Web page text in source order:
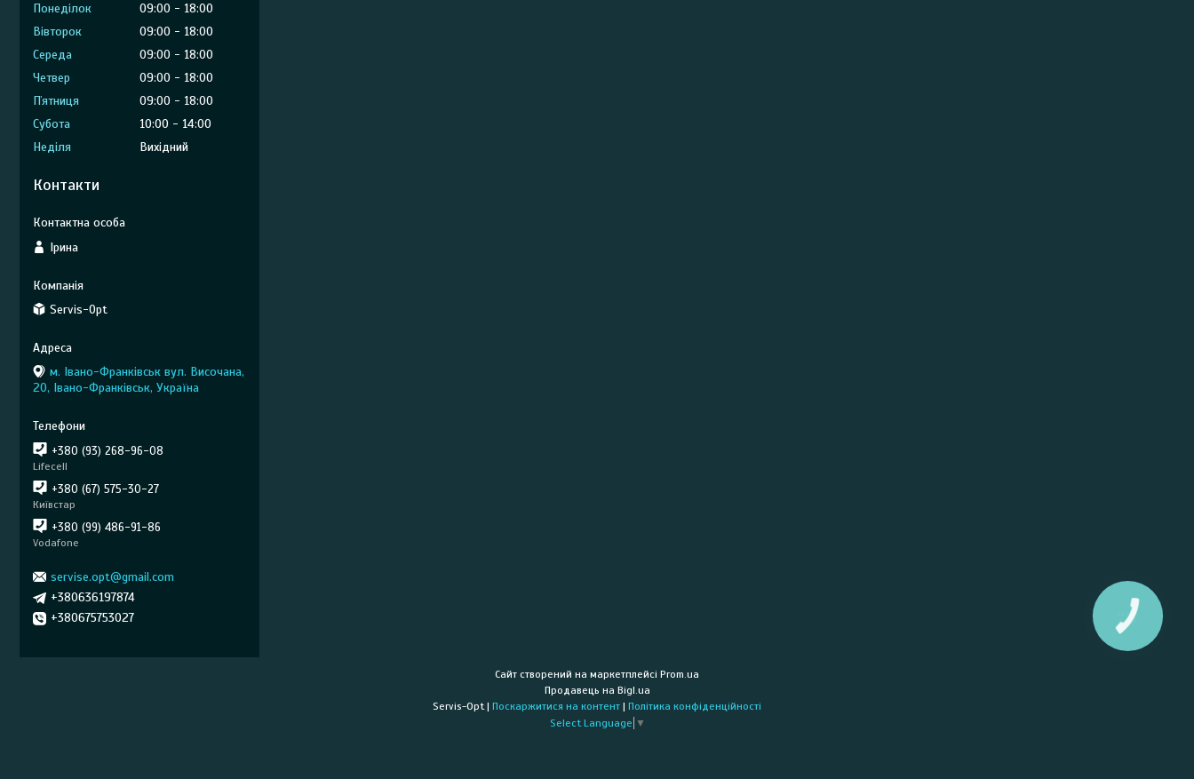
Понеділок 09:00
18:00
Вівторок
09:00
18:00
Середа
09:00
18:00
Четвер
09:00
18:00
Пʼятниця
09:00
18:00
Субота
10:00
14:00
Неділя
Вихідний
Контакти
Ірина
Servis-Opt
м. Івано-Франківськ вул. Височана,
20, Івано-Франківськ, Україна
+380 (93) 268-96-08
Lifecell
+380 (67) 575-30-27
Київстар
+380 (99) 486-91-86
Vodafone
servise.opt@gmail.com
+380636197874
+380675753027
Сайт створений на маркетплейсі Prom.ua
Продавець на Bigl.ua
Servis-Opt | Поскаржитися на контент | Політика конфіденційності
Select Language ▼
КНОПКА
ЗВ'ЯЗКУ